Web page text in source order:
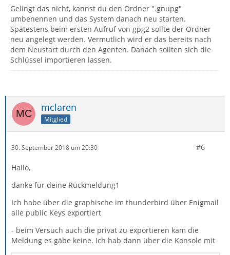
Gelingt das nicht, kannst du den Ordner ".gnupg"
umbenennen und das System danach neu starten.
Spätestens beim ersten Aufruf von gpg2 sollte der Ordner
neu angelegt werden. Vermutlich wird er das bereits nach
dem Neustart durch den Agenten. Danach sollten sich die
Schlüssel importieren lassen.
mclaren
Mitglied
30. September 2018 um 20:30 #6
Hallo,
danke für deine Rückmeldung1
Ich habe über die graphische im thunderbird über Enigmail
alle public Keys exportiert
- beim Versuch auch die privat zu exportieren kam die
Meldung es gäbe keine. Ich hab dann über die Konsole mit